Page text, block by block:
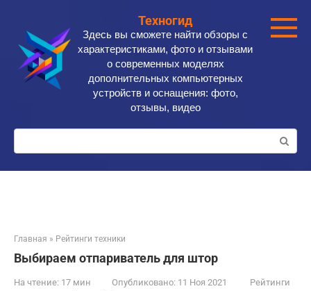
контенту
Техногид
Здесь вы сможете найти обзоры с
характеристиками, фото и отзывами
о современных моделях
дополнительных компьютерных
устройств и оснащения: фото,
отзывы, видео
Поиск:
Главная » Рейтинги техники
Выбираем отпариватель для штор
На чтение: 17 мин Опубликовано: 11 Ноя 2021
Рейтинги